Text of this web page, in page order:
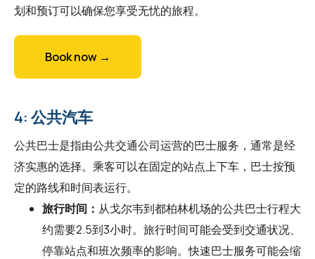
划和预订可以确保您享受无忧的旅程。
Book now →
4: 公共汽车
公共巴士是指由公共交通公司运营的巴士服务，通常是经
济实惠的选择。乘客可以在固定的站点上下车，巴士按预
定的路线和时间表运行。
旅行时间： 从戈尔韦到都柏林机场的公共巴士行程大
约需要2.5到3小时。旅行时间可能会受到交通状况、
停靠站点和班次频率的影响。快速巴士服务可能会缩